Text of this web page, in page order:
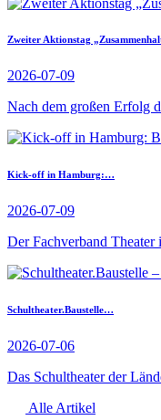
Zweiter Aktionstag
2026-07-09
Nach dem großen Erfolg
Kick-off in Hamburg:…
2026-07-09
Der Fachverband
Schultheater.Baustelle…
2026-07-06
Das Schultheater der
Alle Artikel